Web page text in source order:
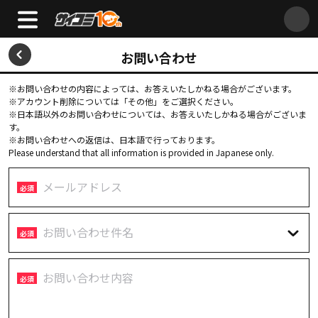
お問い合わせ
※お問い合わせの内容によっては、お答えいたしかねる場合がございます。
※アカウント削除については「その他」をご選択ください。
※日本語以外のお問い合わせについては、お答えいたしかねる場合がございま
す。
※お問い合わせへの返信は、日本語で行っております。
Please understand that all information is provided in Japanese only.
メールアドレス
必須
お問い合わせ件名
必須
お問い合わせ内容
必須